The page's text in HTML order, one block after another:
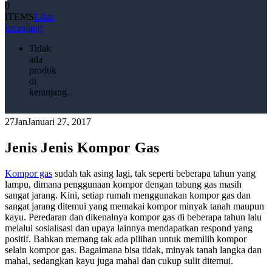
0
ITEMSLihat
keranjang
Tidak
ada
produk
di
keranjang.
27JanJanuari 27, 2017
Jenis Jenis Kompor Gas
Kompor gas sudah tak asing lagi, tak seperti beberapa tahun yang
lampu, dimana penggunaan kompor dengan tabung gas masih
sangat jarang. Kini, setiap rumah menggunakan kompor gas dan
sangat jarang ditemui yang memakai kompor minyak tanah maupun
kayu. Peredaran dan dikenalnya kompor gas di beberapa tahun lalu
melalui sosialisasi dan upaya lainnya mendapatkan respond yang
positif. Bahkan memang tak ada pilihan untuk memilih kompor
selain kompor gas. Bagaimana bisa tidak, minyak tanah langka dan
mahal, sedangkan kayu juga mahal dan cukup sulit ditemui.